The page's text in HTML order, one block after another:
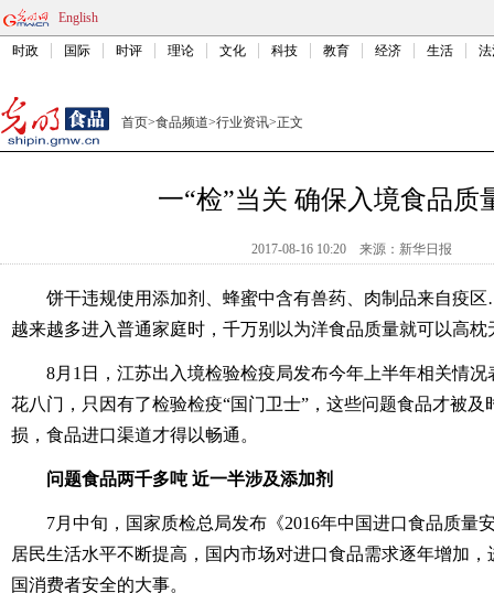
English
时政 国际 时评 理论 文化 科技 教育 经济 生活
首页>食品频道>行业资讯>正文
一“检”当关 确保入境食品质
2017-08-16 10:20 来源： 新华日报
饼干违规使用添加剂、蜂蜜中含有兽药、肉制品来自疫
越来越多进入普通家庭时，千万别以为洋食品质量就可以高枕
8月1日，江苏出入境检验检疫局发布今年上半年相关情况
花八门，只因有了检验检疫“国门卫士”，这些问题食品才被
损，食品进口渠道才得以畅通。
问题食品两千多吨 近一半涉及添加剂
7月中旬，国家质检总局发布《2016年中国进口食品质量
居民生活水平不断提高，国内市场对进口食品需求逐年增加
国消费者安全的大事。